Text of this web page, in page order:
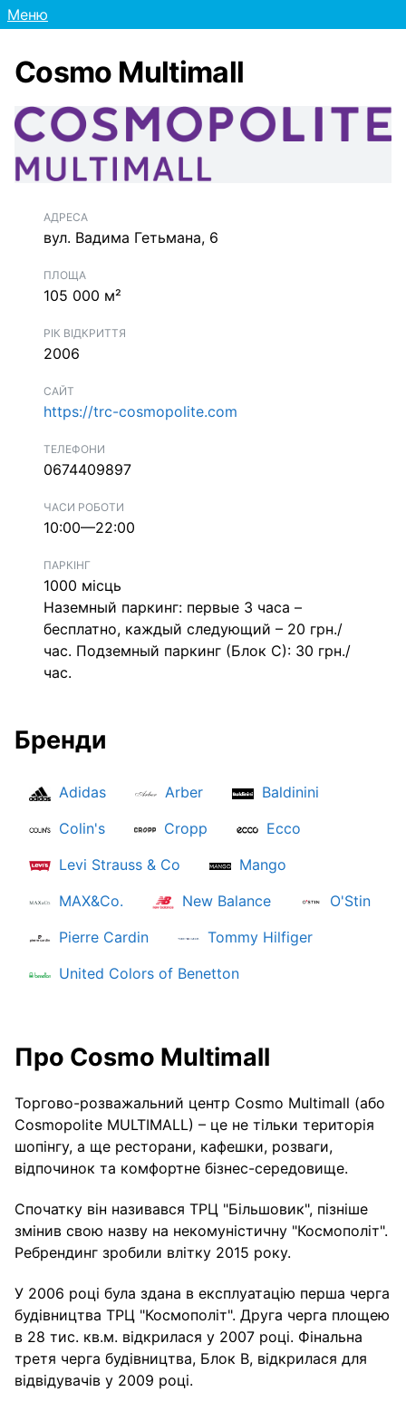
Меню
Cosmo Multimall
АДРЕСА
вул. Вадима Гетьмана, 6
ПЛОЩА
105 000 м²
РІК ВІДКРИТТЯ
2006
САЙТ
https://trc-cosmopolite.com
ТЕЛЕФОНИ
0674409897
ЧАСИ РОБОТИ
10:00—22:00
ПАРКІНГ
1000 місць
Наземный паркинг: первые 3 часа –
бесплатно, каждый следующий – 20 грн./
час. Подземный паркинг (Блок C): 30 грн./
час.
Бренди
Adidas Arber
Baldinini
Colin's
Cropp
Ecco
Levi Strauss & Co
Mango
MAX&Co.
New Balance
O'Stin
Pierre Cardin
Tommy Hilfiger
United Colors of Benetton
Про Cosmo Multimall
Торгово-розважальний центр Cosmo Multimall (або
Cosmopolite MULTIMALL) – це не тільки територія
шопінгу, а ще ресторани, кафешки, розваги,
відпочинок та комфортне бізнес-середовище.
Спочатку він називався ТРЦ "Більшовик", пізніше
змінив свою назву на некомуністичну "Космополіт".
Ребрендинг зробили влітку 2015 року.
У 2006 році була здана в експлуатацію перша черга
будівництва ТРЦ "Космополіт". Друга черга площею
в 28 тис. кв.м. відкрилася у 2007 році. Фінальна
третя черга будівництва, Блок B, відкрилася для
відвідувачів у 2009 році.